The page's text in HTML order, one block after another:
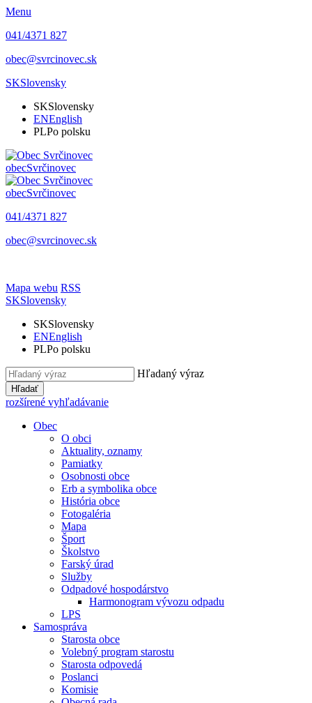
Menu
041/4371 827
obec@svrcinovec.sk
SKSlovensky
SKSlovensky
ENEnglish
PLPo polsku
obecSvrčinovec
obecSvrčinovec
041/4371 827
obec@svrcinovec.sk
Mapa webu RSS
SKSlovensky
SKSlovensky
ENEnglish
PLPo polsku
Hľadaný výraz
Hľadať
rozšírené vyhľadávanie
Obec
O obci
Aktuality, oznamy
Pamiatky
Osobnosti obce
Erb a symbolika obce
História obce
Fotogaléria
Mapa
Šport
Školstvo
Farský úrad
Služby
Odpadové hospodárstvo
Harmonogram vývozu odpadu
LPS
Samospráva
Starosta obce
Volebný program starostu
Starosta odpovedá
Poslanci
Komisie